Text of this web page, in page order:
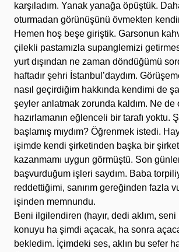
karşıladım. Yanak yanağa öpüştük.
oturmadan görünüşünü övmekten
Hemen hoş beşe giriştik. Garsonun
çilekli pastamızla supanglemizi
yurt dışından ne zaman döndüğümü
haftadır şehri İstanbul’daydım.
nasıl geçirdiğim hakkında kendimi de
şeyler anlatmak zorunda kaldım. Ne de
hazırlamanın eğlenceli bir tarafı yoktu.
başlamış mıydım? Öğrenmek istedi.
işimde kendi şirketinden başka bir
kazanmamı uygun görmüştü. Son
başvurduğum işleri saydım. Baba
reddettiğimi, sanırım gereğinden fazla
işinden memnundu.
Beni ilgilendiren (hayır, dedi aklım,
konuyu ha şimdi açacak, ha sonra
bekledim. İçimdeki ses, aklın bu sefer